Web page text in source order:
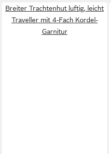
Breiter Trachtenhut luftig, leicht
Traveller mit 4-Fach Kordel-
Garnitur